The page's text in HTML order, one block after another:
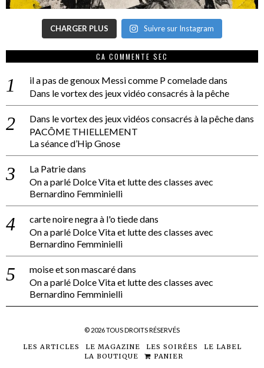
CHARGER PLUS Suivre sur Instagram
CA COMMENTE SEC
il a pas de genoux Messi comme P comeladedans
Dans le vortex des jeux vidéo consacrés à la pêche
Dans le vortex des jeux vidéos consacrés à la pêchedans
PACÔME THIELLEMENT
La séance d’Hip Gnose
La Patriedans
On a parlé Dolce Vita et lutte des classes avec
Bernardino Femminielli
carte noire negra à l'o tiededans
On a parlé Dolce Vita et lutte des classes avec
Bernardino Femminielli
moise et son mascarédans
On a parlé Dolce Vita et lutte des classes avec
Bernardino Femminielli
© 2026TOUS DROITS RÉSERVÉS
LES ARTICLES LE MAGAZINE LES SOIRÉES
LE LABEL
LA BOUTIQUE
PANIER